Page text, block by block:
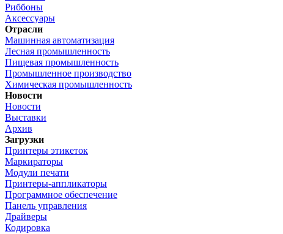
Риббоны
Аксессуары
Отрасли
Машинная автоматизация
Лесная промышленность
Пищевая промышленность
Промышленное производство
Химическая промышленность
Новости
Новости
Выставки
Архив
Загрузки
Принтеры этикеток
Маркираторы
Модули печати
Принтеры-аппликаторы
Программное обеспечение
Панель управления
Драйверы
Кодировка